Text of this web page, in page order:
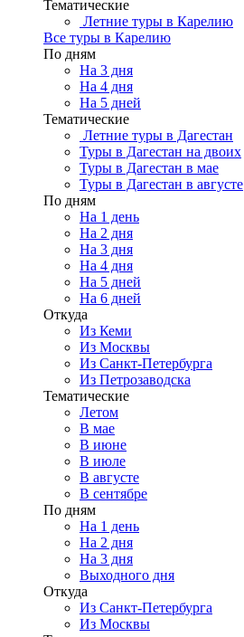
Тематические
Летние туры в Карелию
Все туры в Карелию
По дням
На 3 дня
На 4 дня
На 5 дней
Тематические
Летние туры в Дагестан
Туры в Дагестан на двоих
Туры в Дагестан в мае
Туры в Дагестан в августе
По дням
На 1 день
На 2 дня
На 3 дня
На 4 дня
На 5 дней
На 6 дней
Откуда
Из Кеми
Из Москвы
Из Санкт-Петербурга
Из Петрозаводска
Тематические
Летом
В мае
В июне
В июле
В августе
В сентябре
По дням
На 1 день
На 2 дня
На 3 дня
Выходного дня
Откуда
Из Санкт-Петербурга
Из Москвы